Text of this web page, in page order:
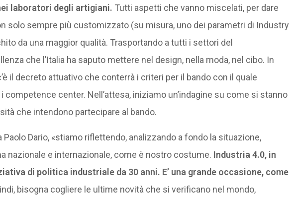
laboratori degli artigiani. Tutti aspetti che vanno miscelati, per dare
solo sempre più customizzato (su misura, uno dei parametri di Industry
da una maggior qualità. Trasportando a tutti i settori del
che l’Italia ha saputo mettere nel design, nella moda, nel cibo. In
il decreto attuativo che conterrà i criteri per il bando con il quale
competence center. Nell’attesa, iniziamo un’indagine su come si stanno
che intendono partecipare al bando.
Paolo Dario, «stiamo riflettendo, analizzando a fondo la situazione,
nazionale e internazionale, come è nostro costume. Industria 4.0, in
di politica industriale da 30 anni. E’ una grande occasione, come
bisogna cogliere le ultime novità che si verificano nel mondo,